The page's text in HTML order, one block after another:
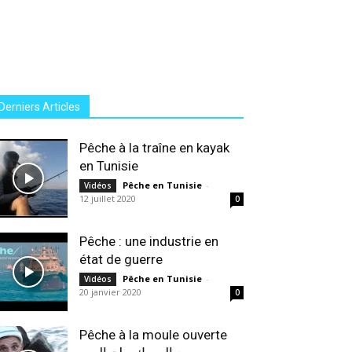
Articles
Pêche à la traîne en kayak
en Tunisie
Vidéos Pêche en Tunisie -
12 juillet 2020
0
Pêche : une industrie en
état de guerre
Vidéos Pêche en Tunisie -
20 janvier 2020
0
Pêche à la moule ouverte